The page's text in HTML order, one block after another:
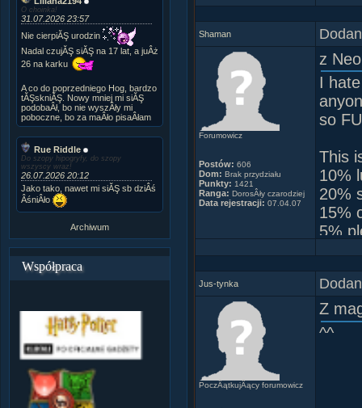
O choinka!
31.07.2026 23:57
Nie cierpiĂŞ urodzin
Nadal czujĂŞ siĂŞ na 17 lat, a juÂż
26 na karku
A co do poprzedniego Hog, bardzo
tĂŞskniĂŞ. Nowy mniej mi siĂŞ
podobaÂł, bo nie wyszÂły mi
poboczne, bo za maÂło pisaÂłam
Rue Riddle
Do szopy hipogryfy, do szopy
wszyscy wraz!
26.07.2026 20:12
Jako tako, nawet mi siĂŞ sb dziÂś
ÂśniÂło
Archiwum
Współpraca
Shaman
Forumowicz
Postów: 606
Dom: Brak przydziału
Punkty: 1421
Ranga: DorosÂły czarodziej
Data rejestracji: 07.04.07
z Neo
I
so
This
10%
20%
15%
5%
and
Jus-tynka
PoczÂątkujÂący forumowicz
Z
^^